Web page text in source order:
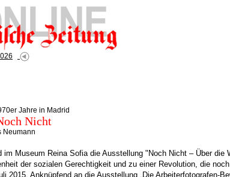
Jahre in Madrid
Nicht
Neumann
im Museum Reina Sofia die Ausstellung "Noch Nicht – Über
der sozialen Gerechtigkeit und zu einer Revolution, die
2015. Anknüpfend an die Ausstellung „Die Arbeiterfotografen-